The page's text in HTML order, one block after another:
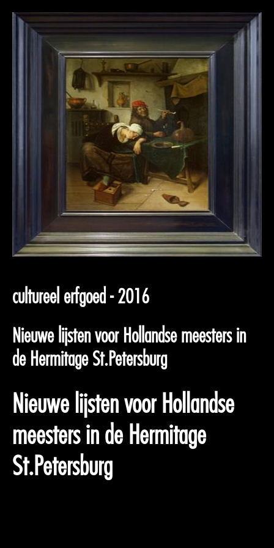
cultureel erfgoed - 2016
Nieuwe lijsten voor Hollandse meesters in
de Hermitage St.Petersburg
Nieuwe lijsten voor Hollandse
meesters in de Hermitage
St.Petersburg